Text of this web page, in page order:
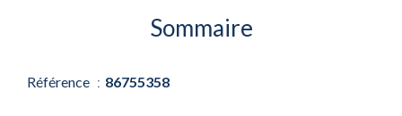
Sommaire
Référence 86755358